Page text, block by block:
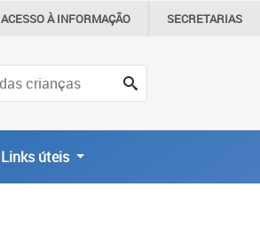
ACESSO ÀINFORMAÇÃO SECRETARIAS
Links úteis